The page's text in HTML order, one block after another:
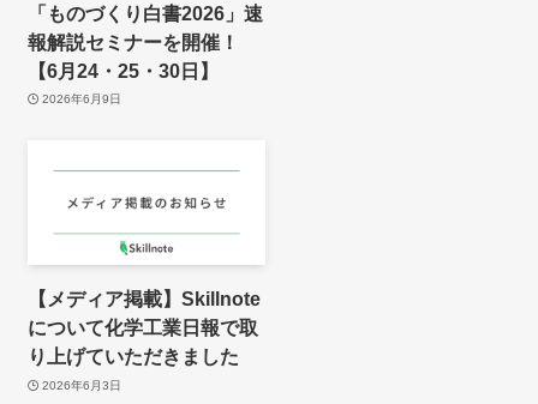
「ものづくり白書2026」速
報解説セミナーを開催！
【6月24・25・30日】
2026年6月9日
【メディア掲載】Skillnote
について化学工業日報で取
り上げていただきました
2026年6月3日